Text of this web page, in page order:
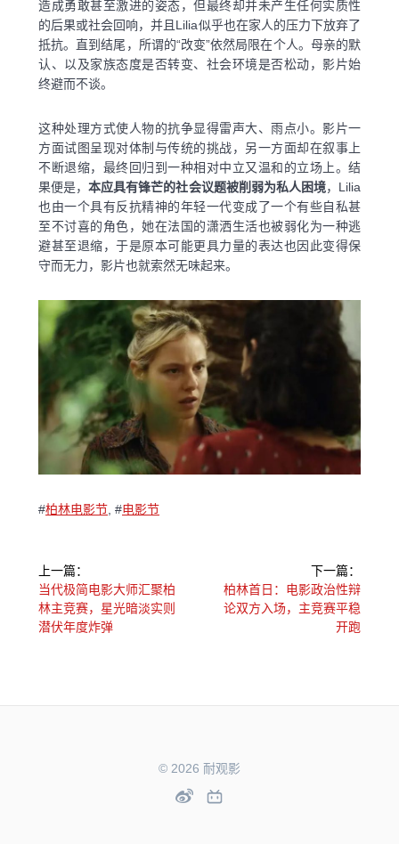
造成勇敢甚至激进的姿态，但最终却并未产生任何实质性
的后果或社会回响，并且Lilia似乎也在家人的压力下放弃了
抵抗。直到结尾，所谓的“改变”依然局限在个人。母亲的默
认、以及家族态度是否转变、社会环境是否松动，影片始
终避而不谈。
这种处理方式使人物的抗争显得雷声大、雨点小。影片一
方面试图呈现对体制与传统的挑战，另一方面却在叙事上
不断退缩，最终回归到一种相对中立又温和的立场上。结
果便是，本应具有锋芒的社会议题被削弱为私人困境，Lilia
也由一个具有反抗精神的年轻一代变成了一个有些自私甚
至不讨喜的角色，她在法国的潇洒生活也被弱化为一种逃
避甚至退缩，于是原本可能更具力量的表达也因此变得保
守而无力，影片也就索然无味起来。
#柏林电影节, #电影节
章
导
上一篇：
上
一
篇：
当代极简电影大师汇聚柏
林主竞赛，星光暗淡实则
潜伏年度炸弹
下一篇：
下
一
柏林首日：电影政治性辩
论双方入场，主竞赛平稳
开跑
© 2026 耐观影